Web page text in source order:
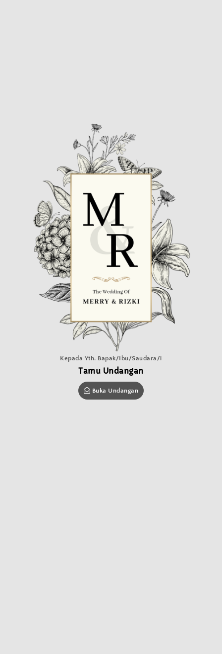
Merry & Rizki
MINGGU , 21 APRIL 2024
Kepada Yth. Bapak/Ibu/Saudara/i
Tamu Undangan
Buka Undangan